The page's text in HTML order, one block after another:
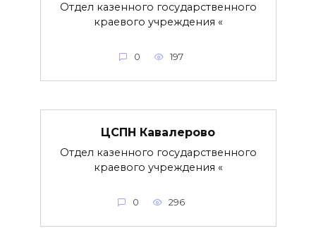
Отдел казенного государственного
краевого учреждения «
0 197
ЦСПН Кавалерово
Отдел казенного государственного
краевого учреждения «
0 296